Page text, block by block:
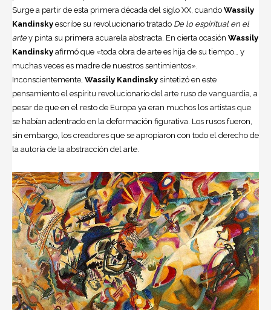
Surge a partir de esta primera década del siglo XX, cuando Wassily
Kandinsky escribe su revolucionario tratado De lo espiritual en el
artey pinta su primera acuarela abstracta. En cierta ocasión Wassily
Kandinsky afirmó que «toda obra de arte es hija de su tiempo… y
muchas veces es madre de nuestros sentimientos».
Inconscientemente, Wassily Kandinsky sintetizó en este
pensamiento el espíritu revolucionario del arte ruso de vanguardia, a
pesar de que en el resto de Europa ya eran muchos los artistas que
se habían adentrado en la deformación figurativa. Los rusos fueron,
sin embargo, los creadores que se apropiaron con todo el derecho de
la autoría de la abstracción del arte.